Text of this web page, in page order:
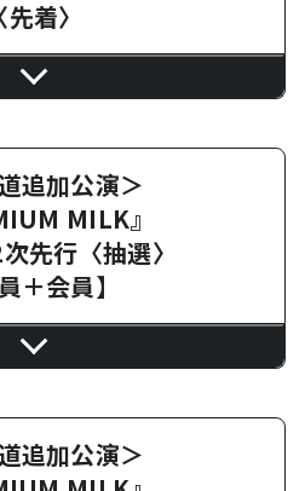
先着〉
追加公演＞
MILK』
先行〈抽選〉
＋会員】
追加公演＞